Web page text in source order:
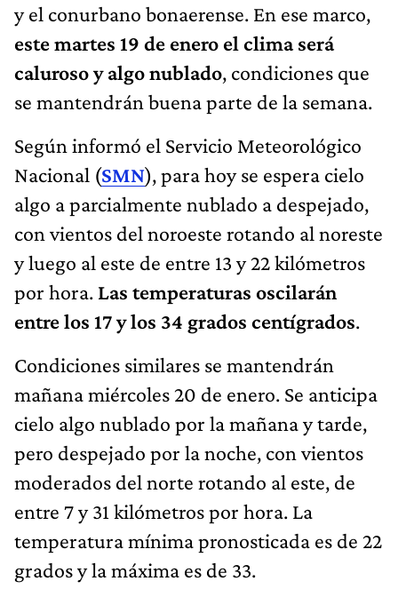
y el conurbano bonaerense. En ese marco,
este martes 19 de enero el clima será
caluroso y algo nublado, condiciones que
se mantendrán buena parte de la semana.
Según informó el Servicio Meteorológico
Nacional (SMN), para hoy se espera cielo
algo a parcialmente nublado a despejado,
con vientos del noroeste rotando al noreste
y luego al este de entre 13 y 22 kilómetros
por hora. Las temperaturas oscilarán
entre los 17 y los 34 grados centígrados.
Condiciones similares se mantendrán
mañana miércoles 20 de enero. Se anticipa
cielo algo nublado por la mañana y tarde,
pero despejado por la noche, con vientos
moderados del norte rotando al este, de
entre 7 y 31 kilómetros por hora. La
temperatura mínima pronosticada es de 22
grados y la máxima es de 33.